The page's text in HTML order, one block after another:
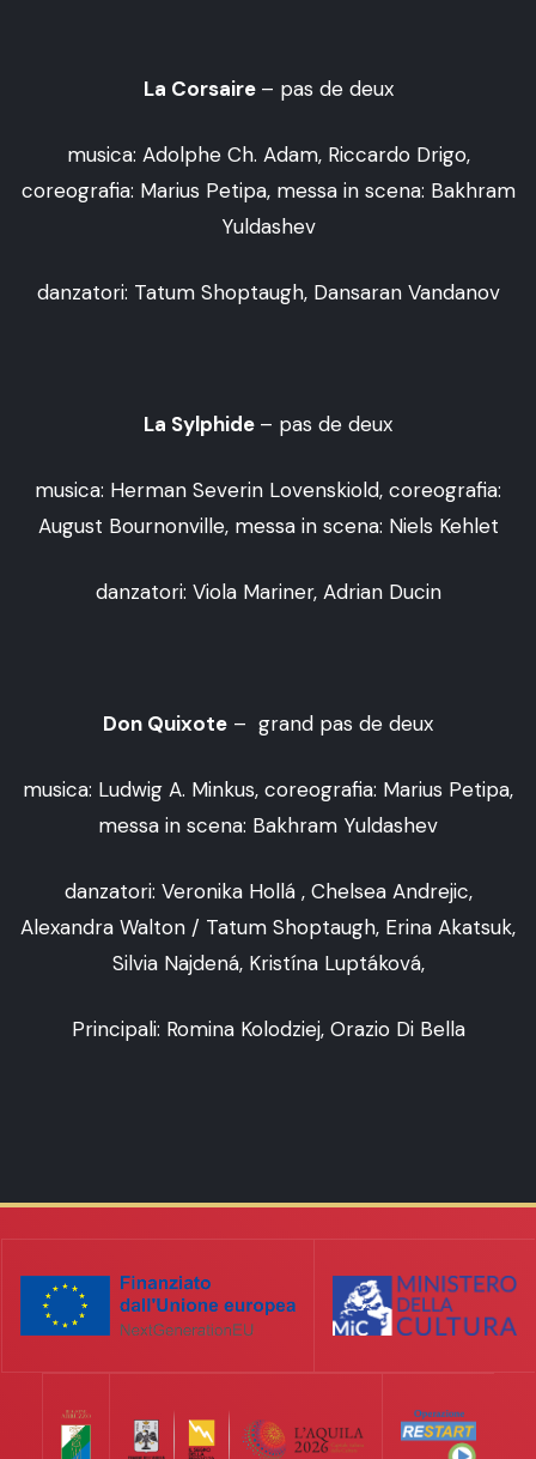
La Corsaire – pas de deux
musica: Adolphe Ch. Adam, Riccardo Drigo,
coreografia: Marius Petipa, messa in scena: Bakhram
Yuldashev
danzatori: Tatum Shoptaugh, Dansaran Vandanov
La Sylphide – pas de deux
musica: Herman Severin Lovenskiold, coreografia:
August Bournonville, messa in scena: Niels Kehlet
danzatori: Viola Mariner, Adrian Ducin
Don Quixote – grand pas de deux
musica: Ludwig A. Minkus, coreografia: Marius Petipa,
messa in scena: Bakhram Yuldashev
danzatori: Veronika Hollá , Chelsea Andrejic,
Alexandra Walton / Tatum Shoptaugh, Erina Akatsuk,
Silvia Najdená, Kristína Luptáková,
Principali: Romina Kolodziej, Orazio Di Bella